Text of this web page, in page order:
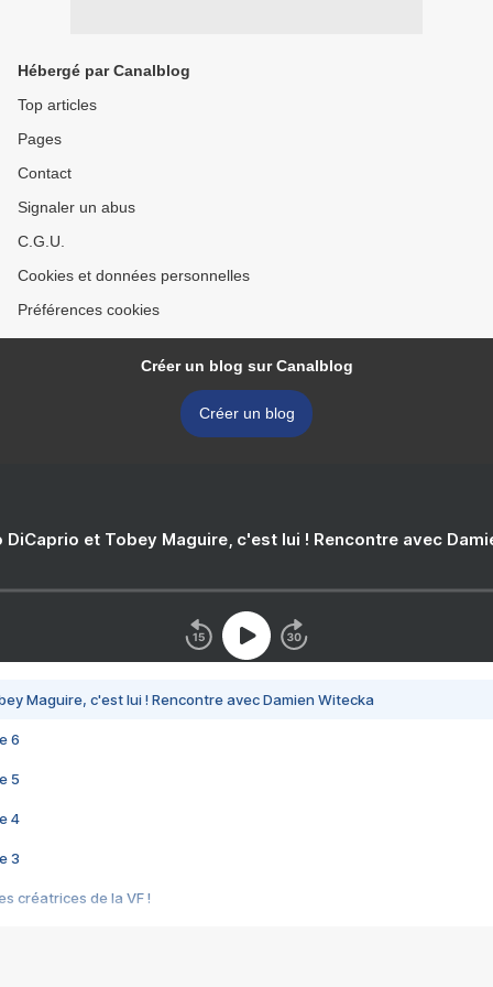
Hébergé par Canalblog
Top articles
Pages
Contact
Signaler un abus
C.G.U.
Cookies et données personnelles
Préférences cookies
Créer un blog sur Canalblog
Créer un blog
DiCaprio et Tobey Maguire, c'est lui ! Rencontre avec
Maguire, c'est lui ! Rencontre avec Damien Witecka
6
5
4
3
créatrices de la VF !